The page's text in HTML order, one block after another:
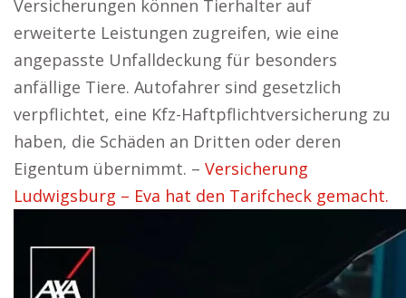
Versicherungen können Tierhalter auf
erweiterte Leistungen zugreifen, wie eine
angepasste Unfalldeckung für besonders
anfällige Tiere. Autofahrer sind gesetzlich
verpflichtet, eine Kfz-Haftpflichtversicherung zu
haben, die Schäden an Dritten oder deren
Eigentum übernimmt. – Versicherung
Ludwigsburg – Eva hat den Tarifcheck gemacht.